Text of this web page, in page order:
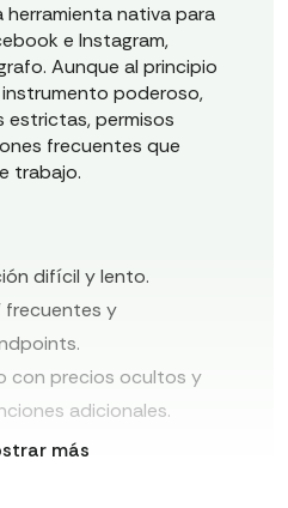
herramienta nativa para
e Instagram,
Aunque al principio
poderoso,
estrictas, permisos
frecuentes que
trabajo.
difícil y lento.
frecuentes y
con precios ocultos y
adicionales.
inestable debido a
más